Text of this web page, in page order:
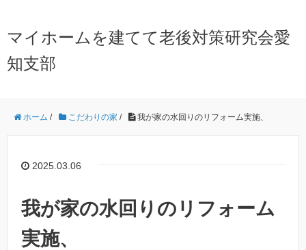
マイホームを建てて老後対策研究会愛
知支部
ホーム / こだわりの家 / 我が家の水回りのリフォーム実施、
2025.03.06
我が家の水回りのリフォーム
実施、